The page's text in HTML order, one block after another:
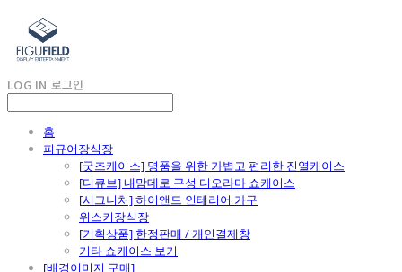
LOG IN 로그인
홈
피규어장식장
[굿즈케이스] 명품을 위한 가볍고 편리한 진열케이스
[디큐브] 내맘데로 구성 디오라마 쇼케이스
[시그니처] 하이앤드 인테리어 가구
위스키장식장
[기획상품] 한정판매 / 개인결제창
기타 쇼케이스 보기
[배경이미지 구매]